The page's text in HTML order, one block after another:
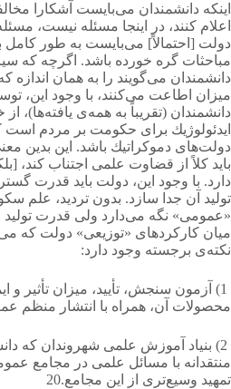
اینكه دانشمندان می‌بایست آشكارا
اعلام كنند، در اینجا مسئله نیست،
دولت [احتمالاً] می‌بایست به طور كامل
مباحثات گره خورده باشد. اگرچه كه
دانشمندان می‌گویند را به همان اندازه
میزان اطاعت می‌کنند، با وجود این،
دانشمندان (تقریباً به همه‌ی یافته‌ها)، از
ایدئولوژیك برای حكومت بر مردم است
دولت‌های دموكراتیك باشد. این بدین
باید كلاً از قضاوت علمی اجتناب كند،
دارد. با وجود این، دولت باید قدرت
تولید آن جدا سازد. بدون تردید، علم
«عمومی» نگه می‌دارد ولی قدرت
میان كاركردهای «توزیعی» دولت كه
نکته‌ی برجسته وجود دارد:
1) آزمون سنجش، تأیید، میزان تأثیر و
محصولات آن، همراه با انتشار منظم
2) بنیاد آموزش علمی شهروندان كه
منتقدانه با مسائل علمی در مجامع
تمهید وسیع‌تری از این مجامع.20